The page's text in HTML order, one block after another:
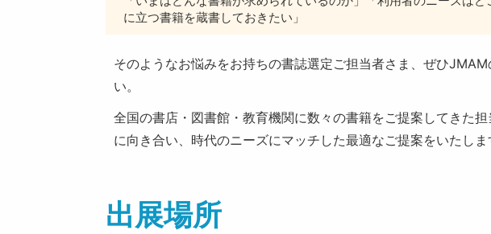
に立つ書籍を蔵書しておきたい」
そのようなお悩みをお持ちの書誌選定ご担当者さま、ぜひ
い。
全国の書店・図書館・教育機関に数々の書籍をご提案してきた
に向き合い、時代のニーズにマッチした最適なご提案をいたしま
出展場所